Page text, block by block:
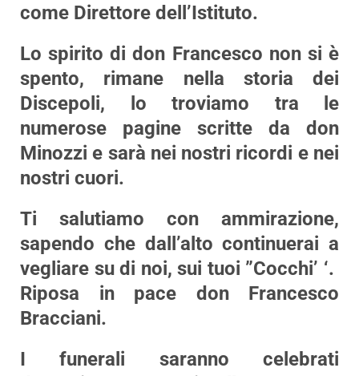
come Direttore dell’Istituto.
Lo spirito di don Francesco non si è
spento, rimane nella storia dei
Discepoli, lo troviamo tra le
numerose pagine scritte da don
Minozzi e sarà nei nostri ricordi e nei
nostri cuori.
Ti salutiamo con ammirazione,
sapendo che dall’alto continuerai a
vegliare su di noi, sui tuoi ”Cocchi’ ‘.
Riposa in pace don Francesco
Bracciani.
I funerali saranno celebrati